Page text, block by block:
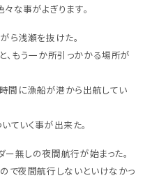
々な事がよぎります。
ら浅瀬を抜けた。
、もう一か所引っかかる場所が
間に漁船が港から出航してい
ていく事が出来た。
無しの夜間航行が始まった。
で夜間航行しないといけなかっ